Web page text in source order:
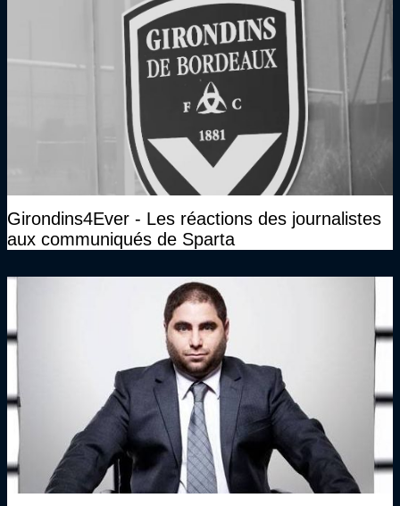
Girondins4Ever - Les réactions des journalistes
aux communiqués de Sparta